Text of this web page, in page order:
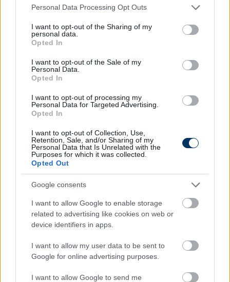
Please note that this website/app uses one or more Google
not limited to your visit or usage behaviour. You may click to
grant or deny consent to Google and its third-party tags to
use your data for below specified purposes in below Google
consent section.
Personal Data Processing Opt Outs
I want to opt-out of the Sharing of my
personal data.
Opted In
I want to opt-out of the Sale of my
Personal Data.
Opted In
I want to opt-out of processing my
Personal Data for Targeted Advertising.
Opted In
I want to opt-out of Collection, Use,
Retention, Sale, and/or Sharing of my
Personal Data that Is Unrelated with the
Purposes for which it was collected.
Opted Out
Google consents
I want to allow Google to enable storage
related to advertising like cookies on web or
device identifiers in apps.
I want to allow my user data to be sent to
Google for online advertising purposes.
I want to allow Google to send me
Az eddigi legerősebb ellenfelünkkel találkoztunk,
ellen is bátran, magabiztosan és pontosan tudnak
játszani. Külön kiemelném a labdabirtoklást és a
labdakihozatalt, valamint az ellenfél letámadását is
rendkívül hatékonyan tudtuk átjátszani. Egyedül a
támadójátékon van még mit csiszolni, de ezen
dolgozni fogunk. Jó lett volna nyerni, viszont nagyon
pozitív az összkép, csütörtökön egyértelműen a
győzelemért lépünk pályára.
A két csapat október 20-án, csütörtökön 13 órakor
ismét megmérkőzik egymással Szombathelyen.
U18-as felkészülési mérkőzés:
Magyarország:Gyetván Márk - Kulcsár Martin,
Kocsis Gergely, Kokovai Csongor - Sebe Botond,
Vingler László (Tóth Alex, 65.), Boros Zsombor, Lapu
Andor - Michael Okeke (Balázsi Levente, 78.),
Barkóczi Benedek (Klausz Milán, 59.), Manner Balázs
(Gágyor Domán, 59.)